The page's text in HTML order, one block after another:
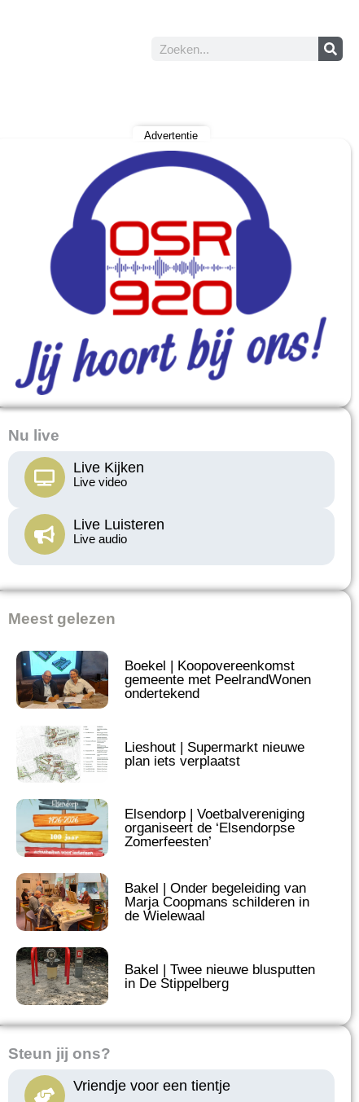
Advertentie
Nu live
Live Kijken
Live video
Live Luisteren
Live audio
Meest gelezen
Boekel | Koopovereenkomst
gemeente met PeelrandWonen
ondertekend
Lieshout | Supermarkt nieuwe
plan iets verplaatst
Elsendorp | Voetbalvereniging
organiseert de ‘Elsendorpse
Zomerfeesten’
Bakel | Onder begeleiding van
Marja Coopmans schilderen in
de Wielewaal
Bakel | Twee nieuwe blusputten
in De Stippelberg
Steun jij ons?
Vriendje voor een tientje